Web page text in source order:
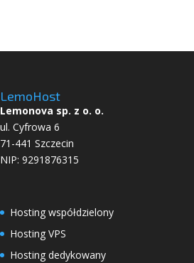
LemoHost
Lemonova sp. z o. o.
ul. Cyfrowa 6
71-441 Szczecin
NIP: 9291876315
Hosting współdzielony
Hosting VPS
Hosting dedykowany